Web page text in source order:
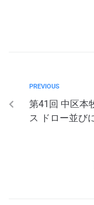
PREVIOUS
第41回 中区本
ス ドロー並び